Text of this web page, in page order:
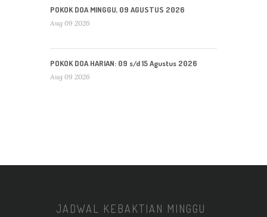
POKOK DOA MINGGU, 09 AGUSTUS 2026
Aug 09 2026
POKOK DOA HARIAN: 09 s/d 15 Agustus 2026
Aug 09 2026
JADWAL KEBAKTIAN MINGGU